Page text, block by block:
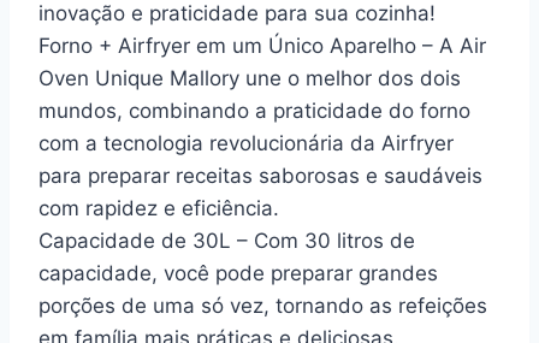
inovação e praticidade para sua cozinha!
Forno + Airfryer em um Único Aparelho – A Air
Oven Unique Mallory une o melhor dos dois
mundos, combinando a praticidade do forno
com a tecnologia revolucionária da Airfryer
para preparar receitas saborosas e saudáveis
com rapidez e eficiência.
Capacidade de 30L – Com 30 litros de
capacidade, você pode preparar grandes
porções de uma só vez, tornando as refeições